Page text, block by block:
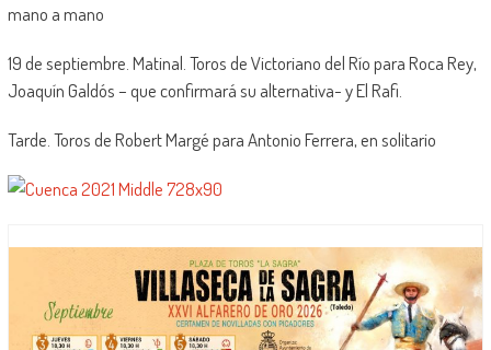
mano a mano
19 de septiembre. Matinal. Toros de Victoriano del Río para Roca Rey,
Joaquín Galdós – que confirmará su alternativa- y El Rafi.
Tarde. Toros de Robert Margé para Antonio Ferrera, en solitario